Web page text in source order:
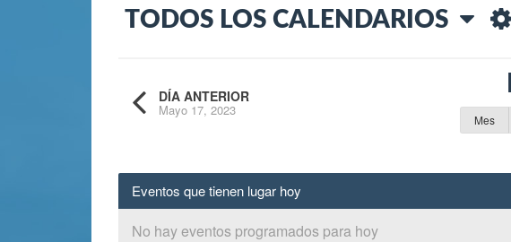
TODOS LOS CALENDARIOS
DÍA ANTERIOR
Mayo 17, 2023
Mes
Eventos que tienen lugar hoy
No hay eventos programados para hoy